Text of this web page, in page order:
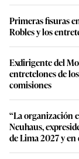
Primeras fisuras
Robles y los
Exdirigente del
entretelones de
comisiones
“La organización
Neuhaus,
de Lima 2027 y